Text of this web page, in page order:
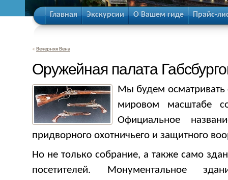
Главная Экскурсии О Вашем гиде Прайс-
« Вечерняя Вена
Оружейная палата
Мы будем осматривать
мировом масштабе
Официальное
придворного охотничьего и защитного
Но не только собрание, а также само
посетителей. Монументальное